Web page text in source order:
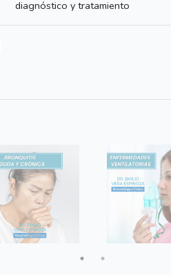
diagnóstico y tratamiento